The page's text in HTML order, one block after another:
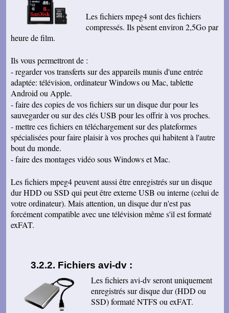
Jean V
Toutes mes felicitations. Tout est parfait :
accueil, suivi, traitement et résultat de mes
transferts de cassettes vhs. Merci merci ! A très
bientôt parce que j'ai des diapos a numeriser
Carole T
J'ai reçu hier mes cassettes et mes dvd. J'en ai
déjà regardé 2, c'est vraiment du bon travail ! Je
suis bien contente d'avoir trouvé votre site. Je
parlerai de vous a mon entourage, c'est sur.
Sincèrement. Bon Noël à toute votre famille
Michelle A
Super résultat ! Mes enfants vont être contents
de voir ces images pour Noël ! Bonnes fêtes
Bien reçu mes cassettes et les dvd. Je viens
vous remercie de votre excellent travail.
Cordialement
Aline C
Nous avons regardé les cd et le résultat est
super. Merci beaucoup !
Yves D
Belle qualité de transfert. Je ne pensais pas
avoir un résultat aussi net. Merci pour tout.
Paule W
J'ai bien reçu le colis. Je vous remercie pour
votre sérieux et votre professionnalisme.
Les fichiers mpeg4 sont des fichiers
compressés. Ils pèsent environ 2,5Go par
heure de film.
Ils vous permettront de :
- regarder vos transferts sur des appareils munis d'une entrée
adaptée: télévision, ordinateur Windows ou Mac, tablette
Android ou Apple.
- faire des copies de vos fichiers sur un disque dur pour les
sauvegarder ou sur des clés USB pour les offrir à vos proches.
- mettre ces fichiers en téléchargement sur des plateformes
spécialisées pour faire plaisir à vos proches qui habitent à l'autre
bout du monde.
- faire des montages vidéo sous Windows et Mac.
Les fichiers mpeg4 peuvent aussi être enregistrés sur un disque
dur HDD ou SSD qui peut être externe USB ou interne (celui de
votre ordinateur). Mais attention, un disque dur n'est pas
forcément compatible avec une télévision même s'il est formaté
exFAT.
Fichiers avi-dv :
Les fichiers avi-dv seront uniquement
enregistrés sur disque dur (HDD ou
SSD) formaté NTFS ou exFAT.